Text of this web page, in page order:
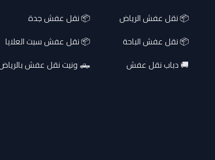
📦 نقل عفش الرياض
📦 نقل عفش جدة
📦 نقل عفش الباحة
📦 نقل عفش سبت العلايا
🚚 دباب نقل عفش
🛻 ونيت نقل عفش بالرياض